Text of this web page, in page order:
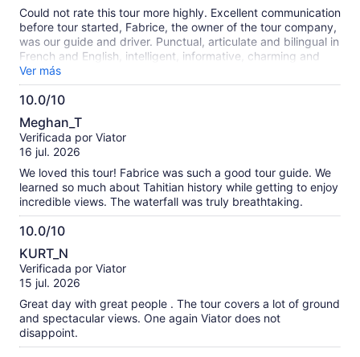
Could not rate this tour more highly. Excellent communication
before tour started, Fabrice, the owner of the tour company,
was our guide and driver. Punctual, articulate and bilingual in
French and English, intelligent, informative, charming and
caring. Even booked our table for dinner. Exceptional.
Ver más
10.0/10
10.0
de
10
Meghan_T
Verificada por Viator
16 jul. 2026
We loved this tour! Fabrice was such a good tour guide. We
learned so much about Tahitian history while getting to enjoy
incredible views. The waterfall was truly breathtaking.
10.0/10
10.0
de
10
KURT_N
Verificada por Viator
15 jul. 2026
Great day with great people . The tour covers a lot of ground
and spectacular views. One again Viator does not
disappoint.